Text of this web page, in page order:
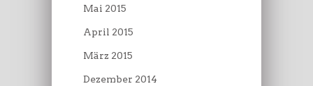
Mai 2015
April 2015
März 2015
Dezember 2014